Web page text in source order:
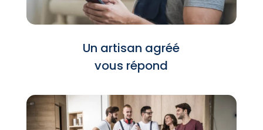
Un artisan agréé
vous répond